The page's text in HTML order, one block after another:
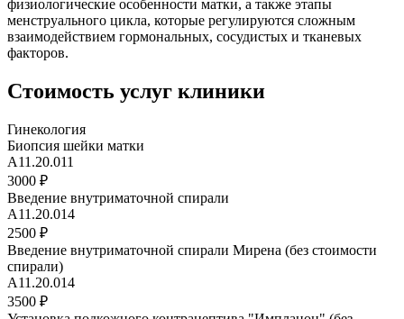
физиологические особенности матки, а также этапы
менструального цикла, которые регулируются сложным
взаимодействием гормональных, сосудистых и тканевых
факторов.
Стоимость услуг клиники
Гинекология
Биопсия шейки матки
A11.20.011
3000 ₽
Введение внутриматочной спирали
A11.20.014
2500 ₽
Введение внутриматочной спирали Мирена (без стоимости
спирали)
A11.20.014
3500 ₽